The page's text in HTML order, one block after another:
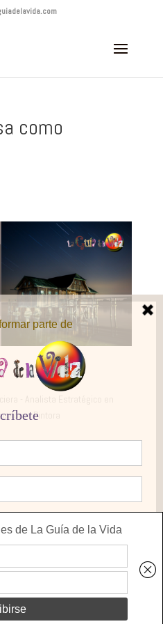
como
- Pintora
los derechos reservados.